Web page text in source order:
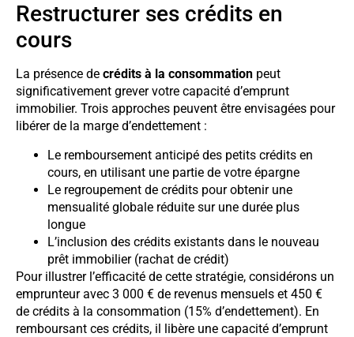
Restructurer ses crédits en
cours
La présence de crédits à la consommation peut
significativement grever votre capacité d’emprunt
immobilier. Trois approches peuvent être envisagées pour
libérer de la marge d’endettement :
Le remboursement anticipé des petits crédits en
cours, en utilisant une partie de votre épargne
Le regroupement de crédits pour obtenir une
mensualité globale réduite sur une durée plus
longue
L’inclusion des crédits existants dans le nouveau
prêt immobilier (rachat de crédit)
Pour illustrer l’efficacité de cette stratégie, considérons un
emprunteur avec 3 000 € de revenus mensuels et 450 €
de crédits à la consommation (15% d’endettement). En
remboursant ces crédits, il libère une capacité d’emprunt